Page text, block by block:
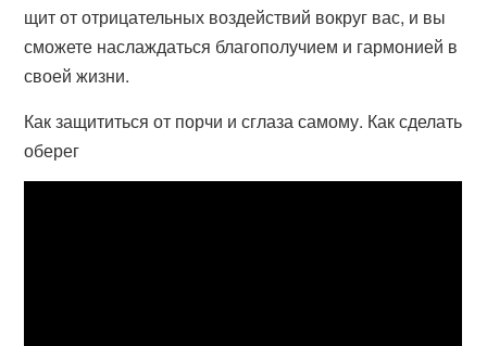
щит от отрицательных воздействий вокруг вас, и вы
сможете наслаждаться благополучием и гармонией в
своей жизни.
Как защититься от порчи и сглаза самому. Как сделать
оберег